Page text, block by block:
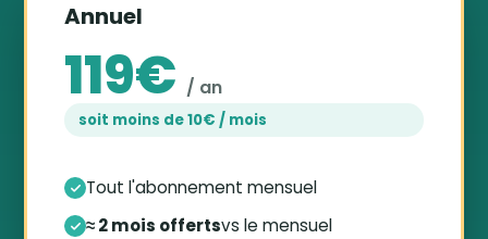
Annuel
119€ / an
soit moins de 10€ / mois
Tout l'abonnement mensuel
≈ 2 mois offertsvs le mensuel